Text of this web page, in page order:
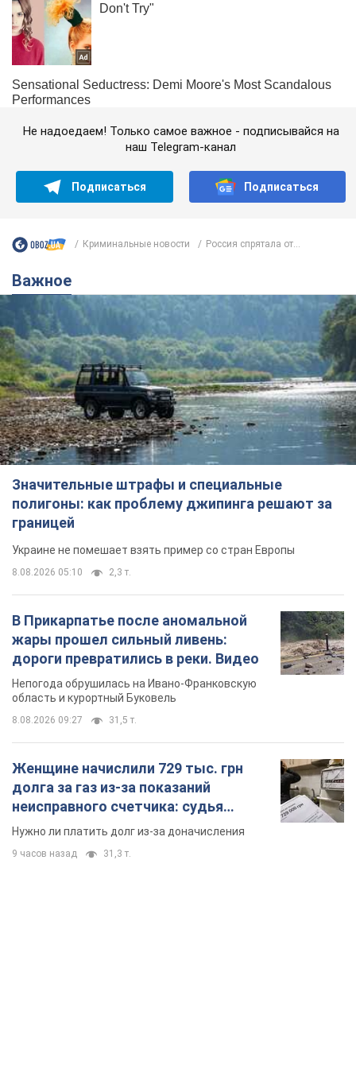
Не надоедаем! Только самое важное - подписывайся на
наш Telegram-канал
Подписаться Подписаться
Криминальные новости Россия спрятала от...
Важное
Значительные штрафы и специальные
полигоны: как проблему джипинга решают за
границей
Украине не помешает взять пример со стран Европы
8.08.2026 05:10 2,3 т.
В Прикарпатье после аномальной
жары прошел сильный ливень:
дороги превратились в реки. Видео
Непогода обрушилась на Ивано-Франковскую
область и курортный Буковель
8.08.2026 09:27 31,5 т.
Женщине начислили 729 тыс. грн
долга за газ из-за показаний
неисправного счетчика: судья
вынес неожиданное решение
Нужно ли платить долг из-за доначисления
9 часов назад 31,3 т.